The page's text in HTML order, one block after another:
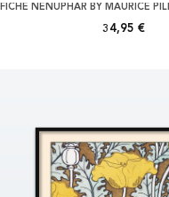
34,95 €